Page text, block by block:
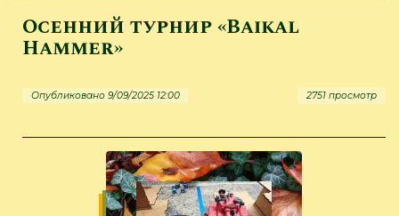
Осенний турнир «Baikal
Hammer»
Опубликовано 9/09/2025 12:00 2751 просмотр